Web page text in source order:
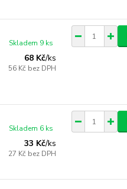
68 Kč/ks
56 Kč bez DPH
Skladem 9 ks
33 Kč/ks
27 Kč bez DPH
Skladem 6 ks